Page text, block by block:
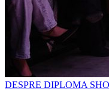
DESPRE DIPLOMA